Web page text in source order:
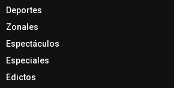
Deportes
Zonales
Espectáculos
Especiales
Edictos